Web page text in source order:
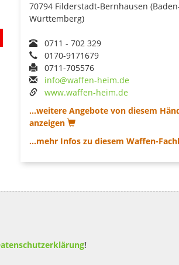
70794 Filderstadt-Bernhausen
Württemberg)
0711 - 702 329
0170-9171679
0711-705576
info@waffen-heim.de
www.waffen-heim.de
...weitere Angebote von diesem
anzeigen
...mehr Infos zu diesem Waffen-
!